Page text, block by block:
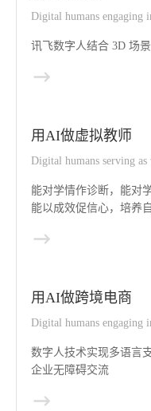
Digital humans engaging
讯飞数字人结合 3D 场
用AI做虚拟教师
Digital humans serving as
能对学情作诊断，能对
能以成效促信心，培养
用AI做跨境电商
Digital humans engaging
数字人技术实现多语言
企业无障碍交流